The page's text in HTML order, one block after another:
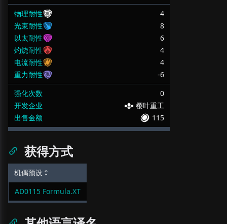
物理耐性
4
光束耐性
8
以太耐性
6
灼烧耐性
4
电流耐性
4
重力耐性
-6
强化次数
0
开发企业
樱叶重工
出售金额
115
获得方式
机偶预设
AD0115 Formula.XT